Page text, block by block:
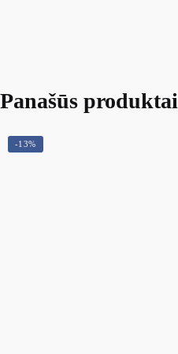
Panašūs produktai
-13%